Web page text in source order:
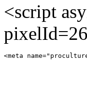
<script
<meta